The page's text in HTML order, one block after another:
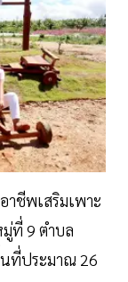
าชีพเสริมเพาะ
ที่ 9 ตำบล
ที่ประมาณ 26